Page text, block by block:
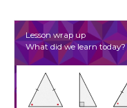
Lesson wrap up
What did we learn today?